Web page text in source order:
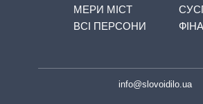
МЕРИ МІСТ
ВСІ ПЕРСОНИ
info@slovoidilo.ua